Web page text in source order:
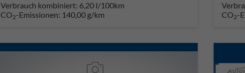
Verbrauch kombiniert: 6,20 l/100km
CO2-Emissionen: 140,00 g/km
CO2-